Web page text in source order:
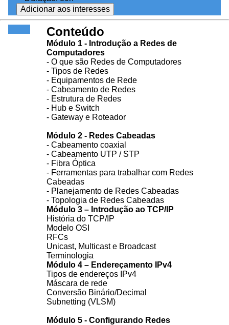
Adicionar aos interesses
Conteúdo
Módulo 1 - Introdução a Redes de
Computadores
- O que são Redes de Computadores
- Tipos de Redes
- Equipamentos de Rede
- Cabeamento de Redes
- Estrutura de Redes
- Hub e Switch
- Gateway e Roteador
Módulo 2 - Redes Cabeadas
- Cabeamento coaxial
- Cabeamento UTP / STP
- Fibra Óptica
- Ferramentas para trabalhar com Redes
Cabeadas
- Planejamento de Redes Cabeadas
- Topologia de Redes Cabeadas
Módulo 3 – Introdução ao TCP/IP
História do TCP/IP
Modelo OSI
RFCs
Unicast, Multicast e Broadcast
Terminologia
Módulo 4 – Endereçamento IPv4
Tipos de endereços IPv4
Máscara de rede
Conversão Binário/Decimal
Subnetting (VLSM)
Módulo 5 - Configurando Redes